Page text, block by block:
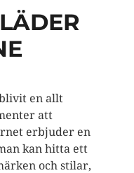
en allt
att
erbjuder en
kan hitta ett
och stilar,